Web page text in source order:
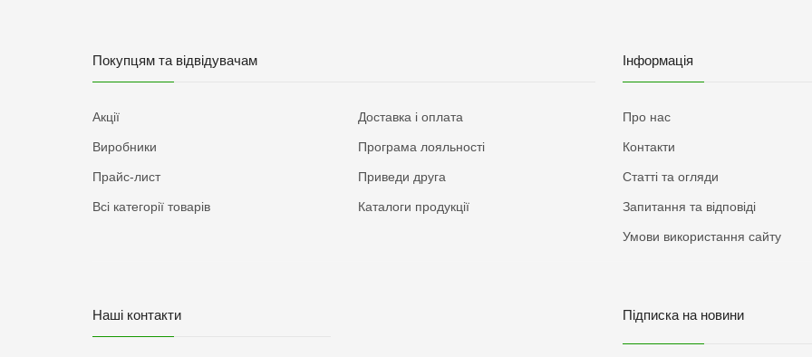
Покупцям та відвідувачам
Акції
Виробники
Прайс-лист
Всі категорії товарів
Доставка і оплата
Програма лояльності
Приведи друга
Каталоги продукції
Інформація
Про нас
Контакти
Статті та огляди
Запитання та відповіді
Умови використання сайту
Наші контакти Підписка на новини